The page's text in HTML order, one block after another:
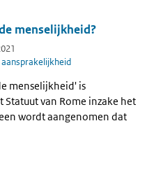
menselijkheid?
menselijkheid' is
van Rome inzake het
wordt aangenomen dat